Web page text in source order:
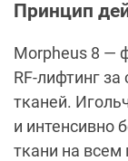
Принцип
Morpheus 8 —
RF-лифтинг
тканей.
и интенсивно
ткани на всем